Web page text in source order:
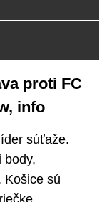
proti FC
info
súťaže.
body,
Košice sú